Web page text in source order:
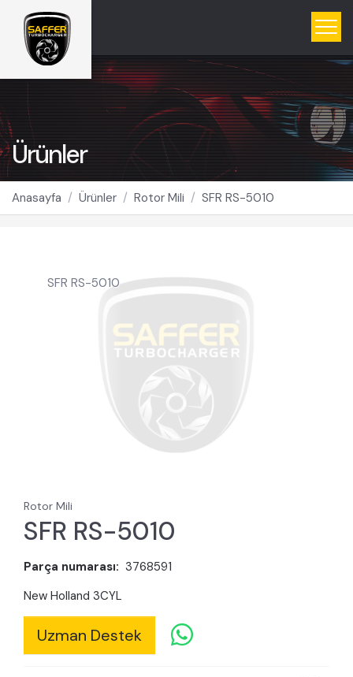
Ürünler
Anasayfa Ürünler Rotor Mili SFR RS-5010
SFR RS-5010
Rotor Mili
SFR RS-5010
Parça numarası: 3768591
New Holland 3CYL
Uzman Destek